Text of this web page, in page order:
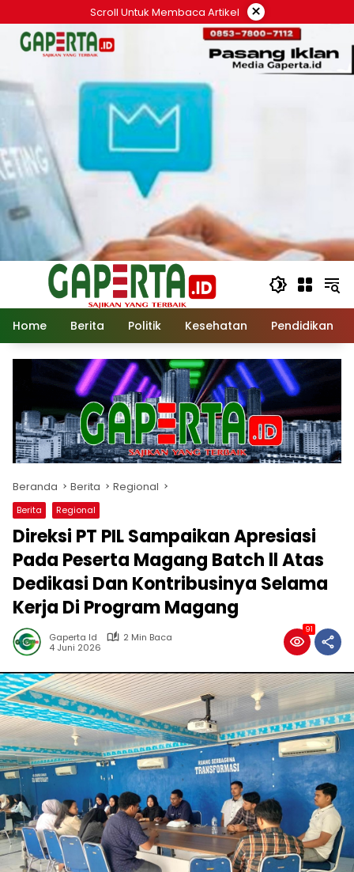
ke
konten
Scroll Untuk Membaca Artikel ×
Home Berita Politik Kesehatan Pendidikan
Beranda Berita Regional
Berita Regional
Direksi PT PIL Sampaikan Apresiasi
Pada Peserta Magang Batch ll Atas
Dedikasi Dan Kontribusinya Selama
Kerja Di Program Magang
Gaperta Id
2 Min Baca
4 Juni 2026
91